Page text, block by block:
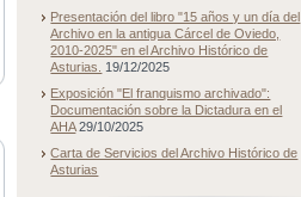
Presentación del libro "15 años y un día del
Archivo en la antigua Cárcel de Oviedo,
2010-2025" en el Archivo Histórico de
Asturias.
19/12/2025
Exposición "El franquismo archivado":
Documentación sobre la Dictadura en el
AHA29/10/2025
Carta de Servicios del Archivo Histórico de
Asturias